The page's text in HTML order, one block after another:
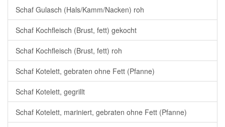
Schaf Gulasch (Hals/Kamm/Nacken) roh
Schaf Kochfleisch (Brust, fett) gekocht
Schaf Kochfleisch (Brust, fett) roh
Schaf Kotelett, gebraten ohne Fett (Pfanne)
Schaf Kotelett, gegrillt
Schaf Kotelett, mariniert, gebraten ohne Fett (Pfanne)